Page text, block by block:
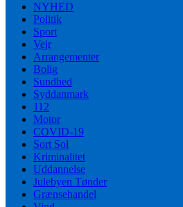
NYHED
Politik
Sport
Vejr
Arrangementer
Bolig
Sundhed
Syddanmark
112
Motor
COVID-19
Sort Sol
Kriminalitet
Uddannelse
Julebyen Tønder
Grænsehandel